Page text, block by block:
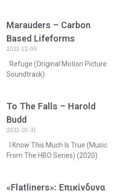
Marauders – Carbon
Based Lifeforms
2021-12-09
Refuge (Original Motion Picture
Soundtrack)
To The Falls – Harold
Budd
2021-10-31
I Know This Much Is True (Music
From The HBO Series) (2020)
«Flatliners»: Επικίνδυνα